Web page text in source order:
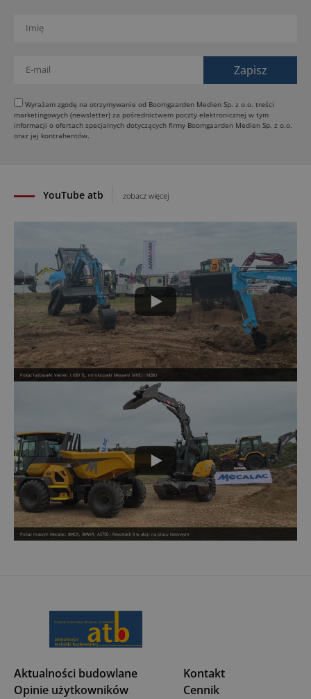
31.07.2026
budowach
Dynapac Z.ERA: elektryczne maszyny i mniej emisji
29.07.2026
HIMOINSA na IRE Maastricht: mobilna energia dla
YouTube atb zobacz więcej
Pokaz ładowarki Venieri 1.63D TL, minikoparki Messersi M16U i M28U
Pokaz maszyn Mecalac: 8MCR, 9MWR, AS750 i Revotrack 9 w akcji na placu testowym
Wyrażam zgodę na otrzymywanie od Boomgaarden Medien Sp. z o.o. treści
marketingowych (newsletter) za pośrednictwem poczty elektronicznej w tym
informacji o ofertach specjalnych dotyczących firmy Boomgaarden Medien Sp. z o.o.
oraz jej kontrahentów.
Aktualności budowlane
Opinie użytkowników
Kontakt
Cennik